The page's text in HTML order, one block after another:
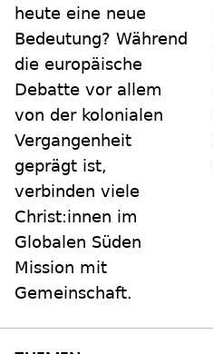
heute eine neue
Bedeutung? Während
die europäische
Debatte vor allem
von der kolonialen
Vergangenheit
geprägt ist,
verbinden viele
Christ:innen im
Globalen Süden
Mission mit
Gemeinschaft.